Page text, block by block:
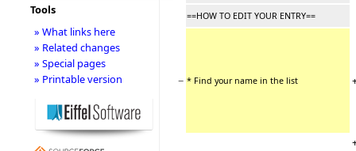
==HOW TO EDIT YOUR ENTRY==
− * Find your name in the list
Tools
» What links here
» Related changes
» Special pages
» Printable version